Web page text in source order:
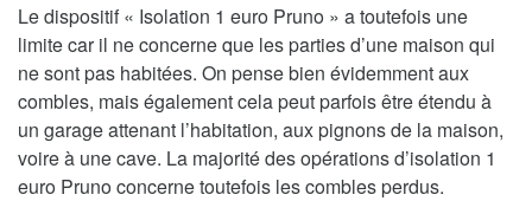
Le dispositif « Isolation 1 euro Pruno » a toutefois une
limite car il ne concerne que les parties d’une maison qui
ne sont pas habitées. On pense bien évidemment aux
combles, mais également cela peut parfois être étendu à
un garage attenant l’habitation, aux pignons de la maison,
voire à une cave. La majorité des opérations d’isolation 1
euro Pruno concerne toutefois les combles perdus.